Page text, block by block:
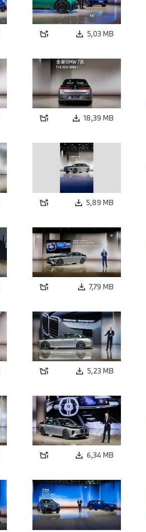
5,03 MB
18,39 MB
5,89 MB
7,79 MB
5,23 MB
6,34 MB